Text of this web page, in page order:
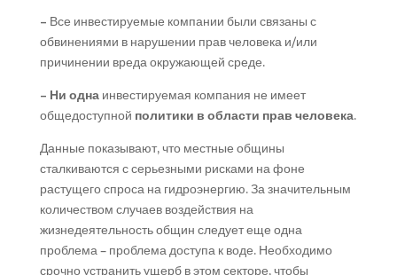
– Все инвестируемые компании были связаны с
обвинениями в нарушении прав человека и/или
причинении вреда окружающей среде.
– Ниоднаинвестируемая компания не имеет
общедоступной политики вобласти правчеловека.
Данные показывают, что местные общины
сталкиваются с серьезными рисками на фоне
растущего спроса на гидроэнергию. За значительным
количеством случаев воздействия на
жизнедеятельность общин следует еще одна
проблема – проблема доступа к воде. Необходимо